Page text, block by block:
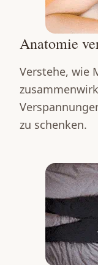
Anatomie
Verstehe, wie
zu schenken.